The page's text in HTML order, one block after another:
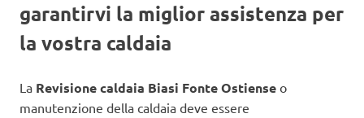
garantirvi la miglior assistenza per
la vostra caldaia
La Revisione caldaia Biasi Fonte Ostiense o
manutenzione della caldaia deve essere